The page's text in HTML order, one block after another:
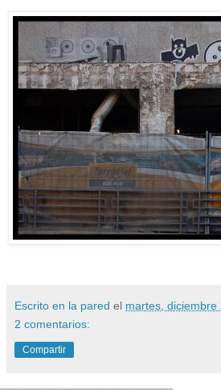
Escrito en la pared el martes, diciembre
2 comentarios:
Compartir